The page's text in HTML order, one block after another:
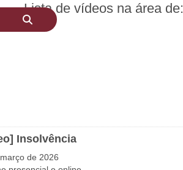
Lista de vídeos na área de:
Insolvência
de 2026